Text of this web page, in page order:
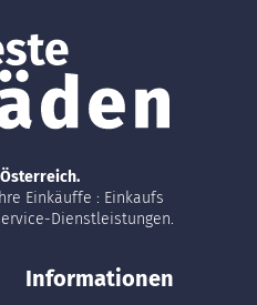
Einkäuffe : Einkaufs
Dienstleistungen.
Informationen